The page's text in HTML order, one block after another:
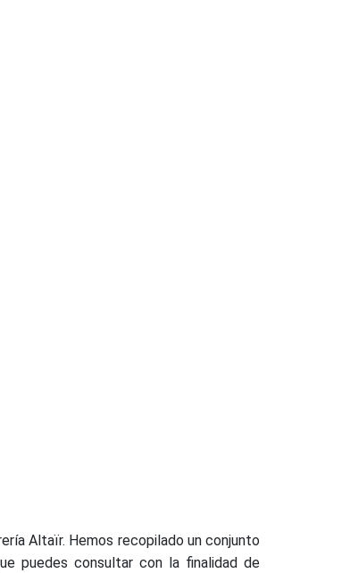
Altaïr. Hemos recopilado un conjunto
puedes consultar con la finalidad de